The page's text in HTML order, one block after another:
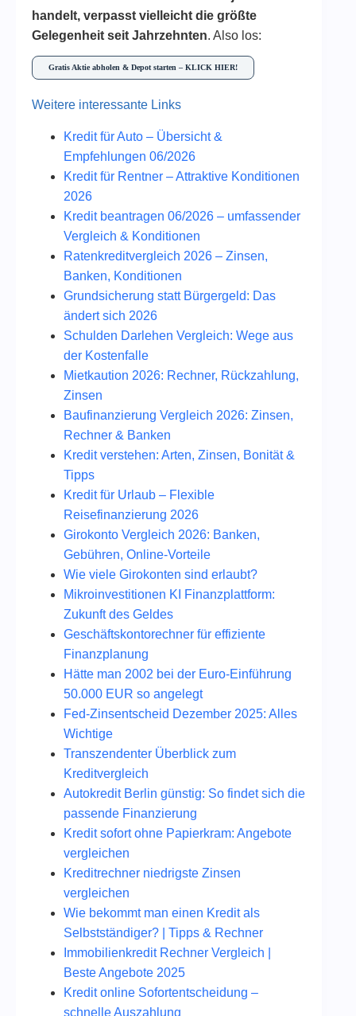
handelt, verpasst vielleicht die größte
Gelegenheit seit Jahrzehnten. Also los:
Gratis Aktie abholen & Depot starten – KLICK HIER!
Weitere interessante Links
Kredit für Auto – Übersicht &
Empfehlungen 06/2026
Kredit für Rentner – Attraktive Konditionen
2026
Kredit beantragen 06/2026 – umfassender
Vergleich & Konditionen
Ratenkreditvergleich 2026 – Zinsen,
Banken, Konditionen
Grundsicherung statt Bürgergeld: Das
ändert sich 2026
Schulden Darlehen Vergleich: Wege aus
der Kostenfalle
Mietkaution 2026: Rechner, Rückzahlung,
Zinsen
Baufinanzierung Vergleich 2026: Zinsen,
Rechner & Banken
Kredit verstehen: Arten, Zinsen, Bonität &
Tipps
Kredit für Urlaub – Flexible
Reisefinanzierung 2026
Girokonto Vergleich 2026: Banken,
Gebühren, Online-Vorteile
Wie viele Girokonten sind erlaubt?
Mikroinvestitionen KI Finanzplattform:
Zukunft des Geldes
Geschäftskontorechner für effiziente
Finanzplanung
Hätte man 2002 bei der Euro-Einführung
50.000 EUR so angelegt
Fed‑Zinsentscheid Dezember 2025: Alles
Wichtige
Transzendenter Überblick zum
Kreditvergleich
Autokredit Berlin günstig: So findet sich die
passende Finanzierung
Kredit sofort ohne Papierkram: Angebote
vergleichen
Kreditrechner niedrigste Zinsen
vergleichen
Wie bekommt man einen Kredit als
Selbstständiger? | Tipps & Rechner
Immobilienkredit Rechner Vergleich |
Beste Angebote 2025
Kredit online Sofortentscheidung –
schnelle Auszahlung